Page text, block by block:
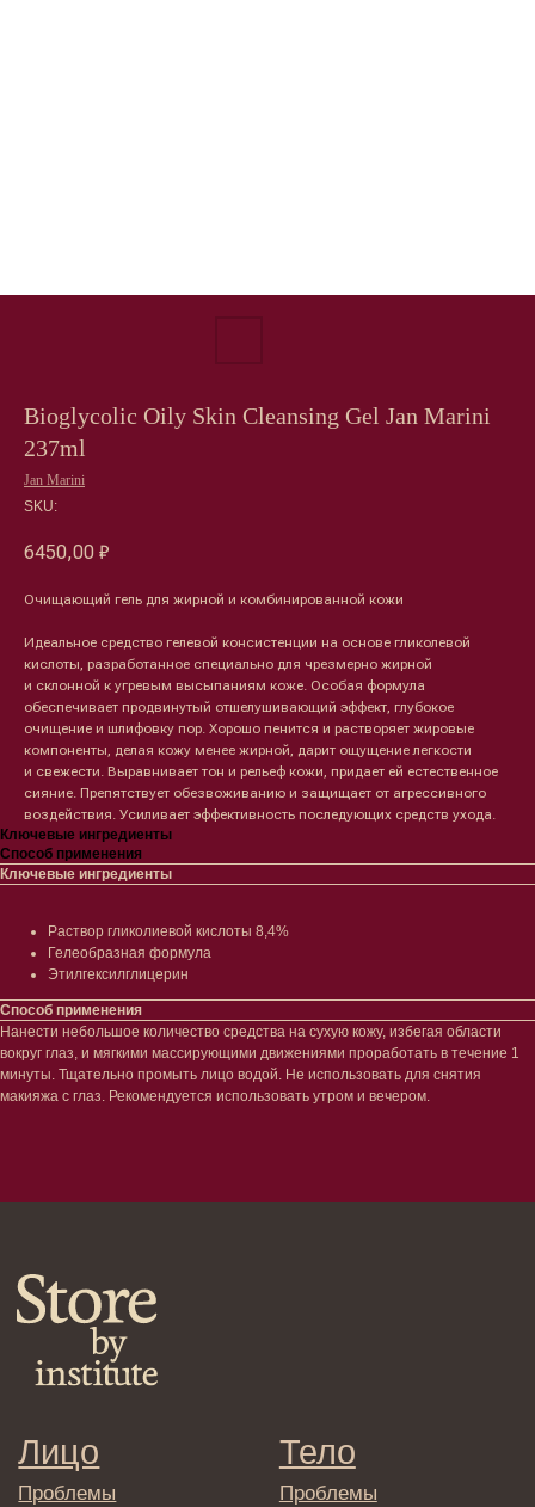
Bioglycolic Oily Skin Cleansing Gel Jan Marini
237ml
Jan Marini
SKU:
6450,00 ₽
Очищающий гель для жирной и комбинированной кожи
Идеальное средство гелевой консистенции на основе гликолевой
кислоты, разработанное специально для чрезмерно жирной
и склонной к угревым высыпаниям коже. Особая формула
обеспечивает продвинутый отшелушивающий эффект, глубокое
очищение и шлифовку пор. Хорошо пенится и растворяет жировые
компоненты, делая кожу менее жирной, дарит ощущение легкости
и свежести. Выравнивает тон и рельеф кожи, придает ей естественное
сияние. Препятствует обезвоживанию и защищает от агрессивного
воздействия. Усиливает эффективность последующих средств ухода.
Ключевые ингредиенты
Способ применения
Ключевые ингредиенты
Раствор гликолиевой кислоты 8,4%
Гелеобразная формула
Этилгексилглицерин
Способ применения
Нанести небольшое количество средства на сухую кожу, избегая области
вокруг глаз, и мягкими массирующими движениями проработать в течение 1
минуты. Тщательно промыть лицо водой. Не использовать для снятия
макияжа с глаз. Рекомендуется использовать утром и вечером.
Тело
Проблемы
Кремы
Очищение
Шея и зона декольте
Уход за руками
Уход за ногами
Гаджеты
Сертификаты
Наборы
Клиентам
Система лояльности
Доставка и самовывоз
Оплата и возврат
Согласие на обработку
персональных данных
Договор оферта
Реквизиты и контакты
Подписаться
Лицо
Проблемы
Очищение
Увлажнение/питание
Сыворотки/ эссенции
Ретинол
Тонизация
Восстановление
Маски и патчи
Декоротивная косметика
Волосы
Проблемы
Шампуни